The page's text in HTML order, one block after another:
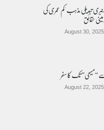
تبدیلی مذہب 'کم عمری کی
حقائق
August 30, 2025
“مسیحی” تک کا سفر
August 22, 2025